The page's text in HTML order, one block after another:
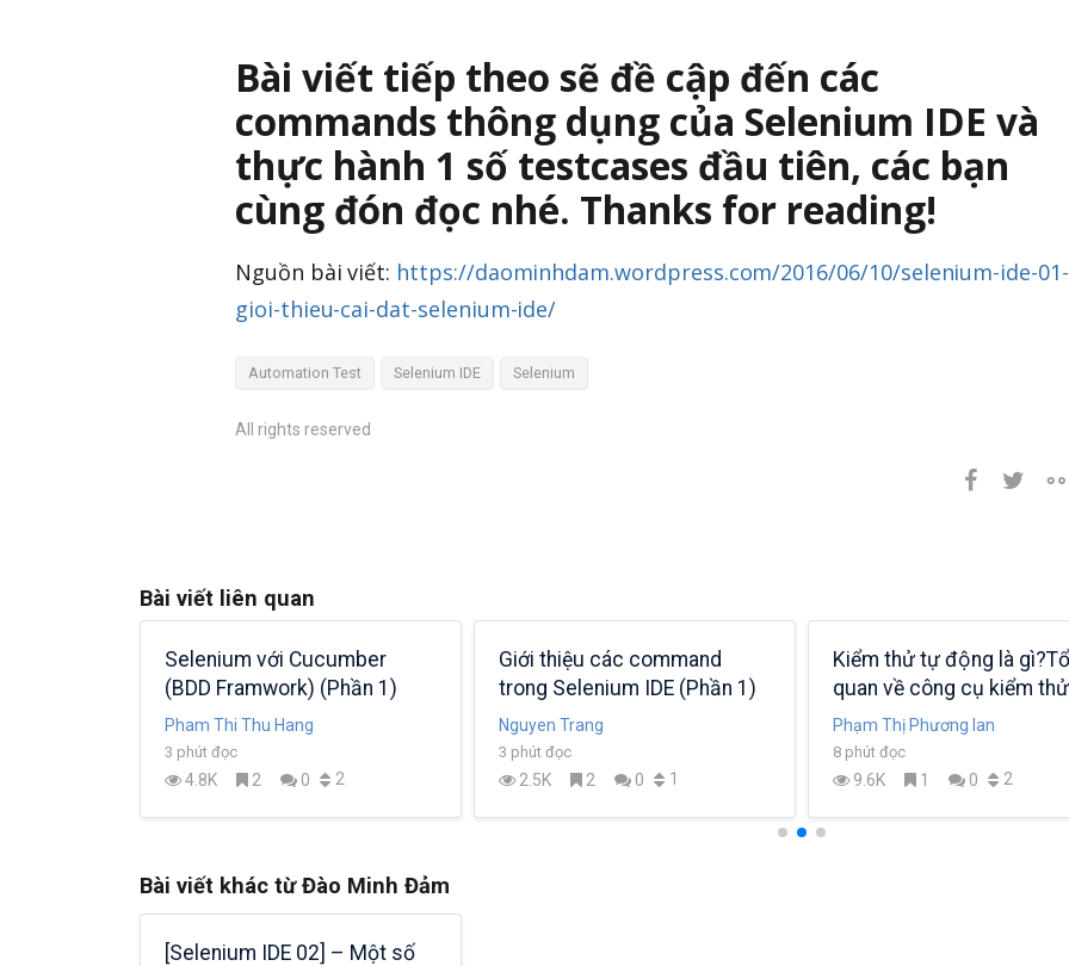
Bài viết tiếp theo sẽ đề cập đến các
commands thông dụng của Selenium IDE và
thực hành 1 số testcases đầu tiên, các bạn
cùng đón đọc nhé. Thanks for reading!
Nguồn bài viết: https://daominhdam.wordpress.com/2016/06/10/selenium-ide-01-
gioi-thieu-cai-dat-selenium-ide/
Automation Test Selenium IDE Selenium
All rights reserved
Bài viết liên quan
Selenium với Cucumber
(BDD Framwork) (Phần 1)
Pham Thi Thu Hang
3 phút đọc
4.8K 2 0 2
Giới thiệu các command
trong Selenium IDE (Phần 1)
Nguyen Trang
3 phút đọc
2.5K 2 0 1
Kiểm thử tự động là
quan về công cụ kiểm thử
Selenium
Phạm Thị Phương lan
8 phút đọc
9.6K 1 0 2
Bài viết khác từ Đào Minh Đảm
[Selenium IDE 02] – Một số